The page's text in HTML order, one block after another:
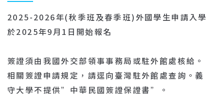
2025-2026年(秋季班及春季班)外國學生申請入學
於2025年9月1日開始報名
簽證須由我國外交部領事事務局或駐外館處核給。
相關簽證申請規定，請逕向臺灣駐外館處查詢。義
守大學不提供”中華民國簽證保證書”。